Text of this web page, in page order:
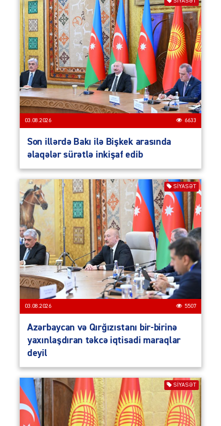
03.08.2026 6633
Son illərdə Bakı ilə Bişkek arasında
əlaqələr sürətlə inkişaf edib
SIYASƏT
03.08.2026 5507
Azərbaycan və Qırğızıstanı bir-birinə
yaxınlaşdıran təkcə iqtisadi maraqlar
deyil
SIYASƏT